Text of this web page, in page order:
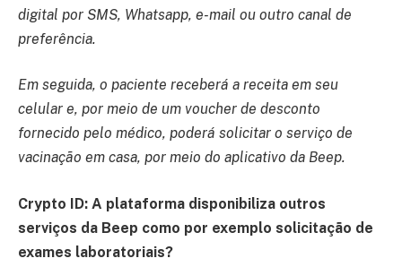
digital por SMS, Whatsapp, e-mail ou outro canal de
preferência.
Em seguida, o paciente receberá a receita em seu
celular e, por meio de um voucher de desconto
fornecido pelo médico, poderá solicitar o serviço de
vacinação em casa, por meio do aplicativo da Beep.
Crypto ID: A plataforma disponibiliza outros
serviços da Beep como por exemplo solicitação de
exames laboratoriais?